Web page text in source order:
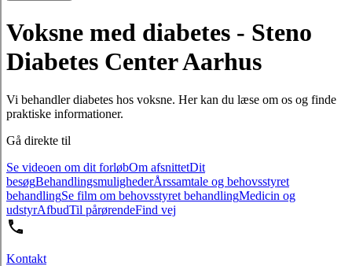
Voksne med diabetes - Steno
Diabetes Center Aarhus
Vi behandler diabetes hos voksne. Her kan du læse om os og finde
praktiske informationer.
Gå direkte til
Se videoen om dit forløbOm afsnittetDit
besøgBehandlingsmulighederÅrssamtale og behovsstyret
behandlingSe film om behovsstyret behandlingMedicin og
udstyrAfbudTil pårørendeFind vej
Kontakt